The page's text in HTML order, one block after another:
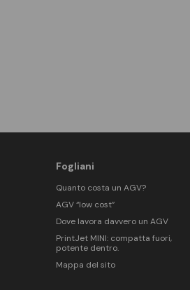
Fogliani
Quanto costa un AGV?
AGV “low cost”
Dove lavora davvero un AGV
PrintJet MINI: compatta fuori,
potente dentro.
Mappa del sito